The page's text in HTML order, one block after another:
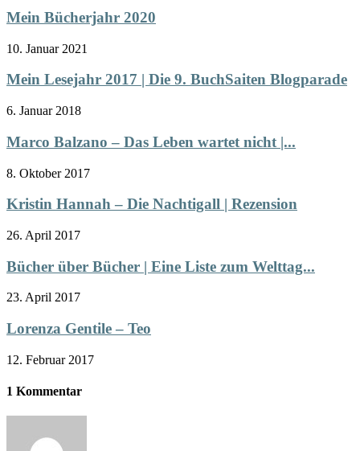
Mein Bücherjahr 2020
10. Januar 2021
Mein Lesejahr 2017 | Die 9. BuchSaiten Blogparade
6. Januar 2018
Marco Balzano – Das Leben wartet nicht |...
8. Oktober 2017
Kristin Hannah – Die Nachtigall | Rezension
26. April 2017
Bücher über Bücher | Eine Liste zum Welttag...
23. April 2017
Lorenza Gentile – Teo
12. Februar 2017
1 Kommentar